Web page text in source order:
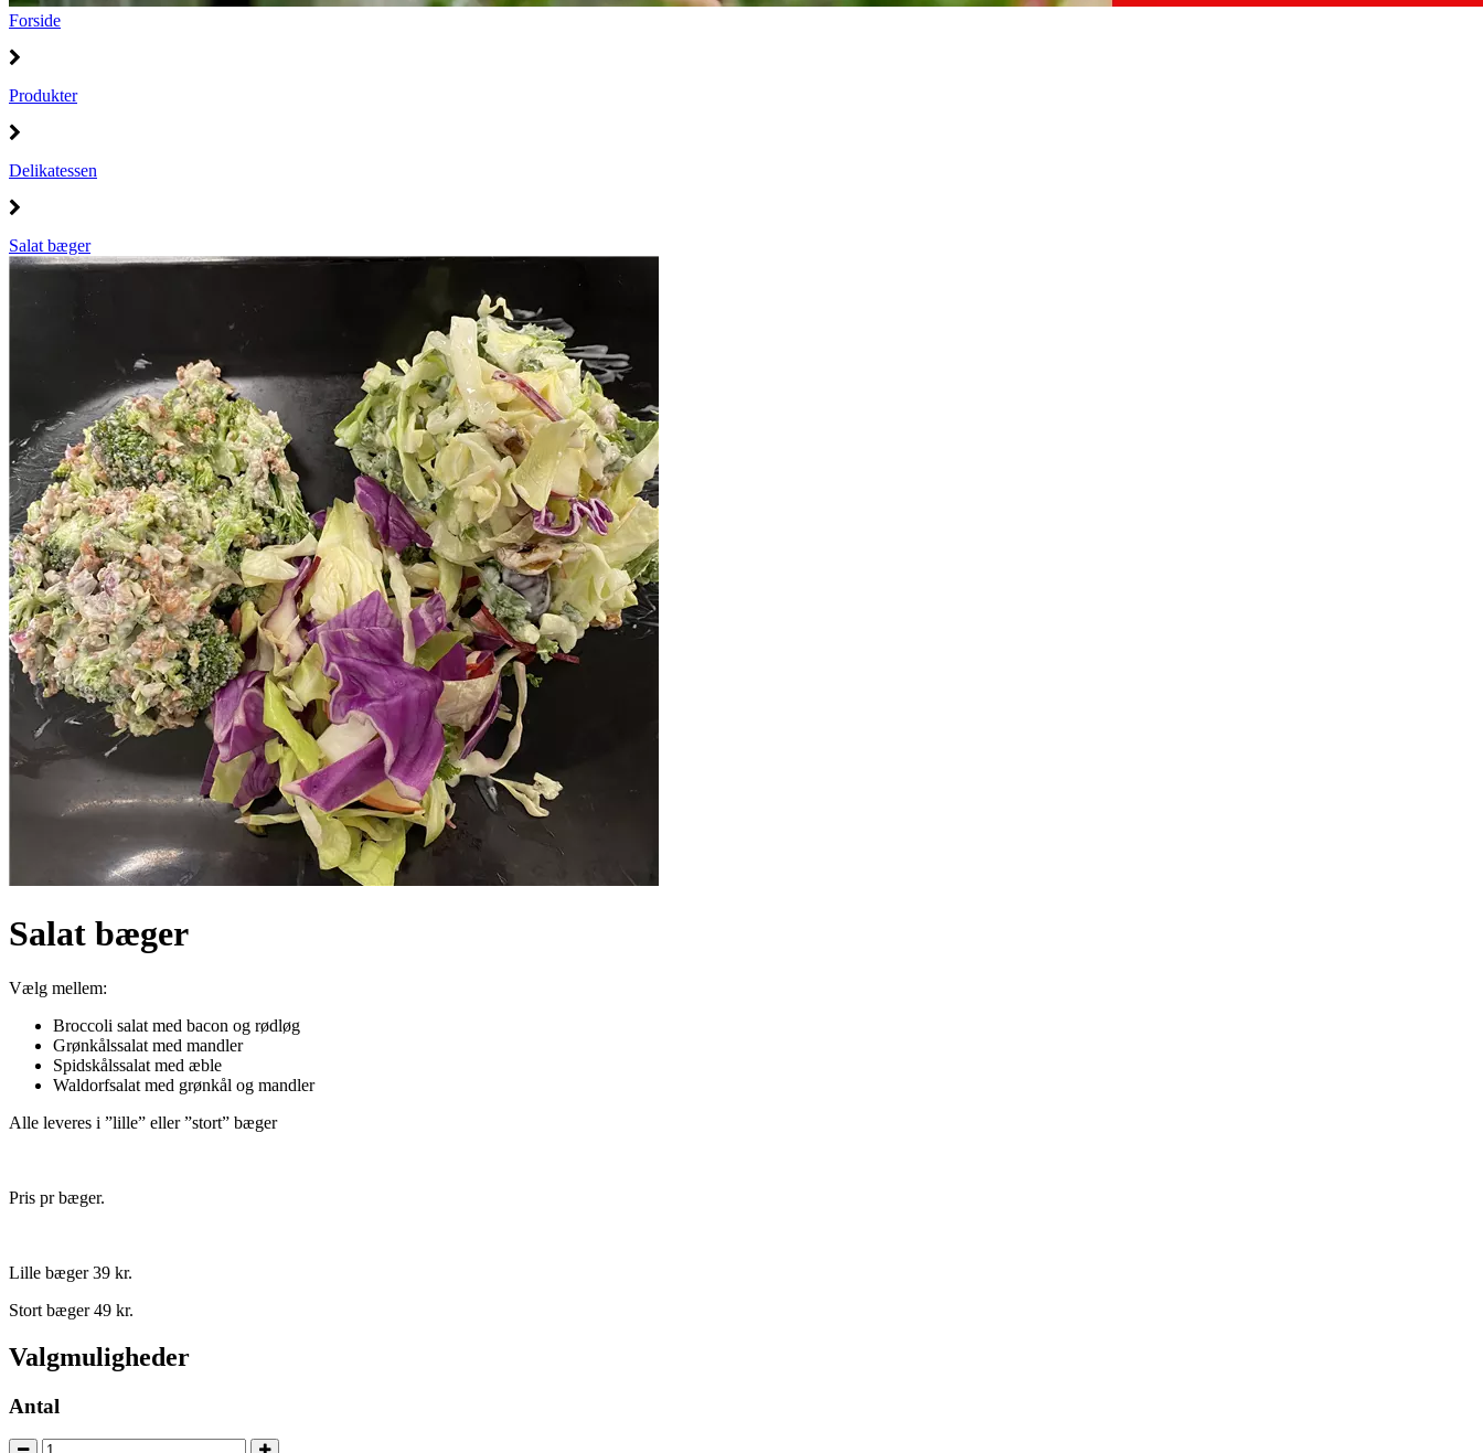
Forside
Produkter
Delikatessen
Salat bæger
Salat bæger
Vælg mellem:
Broccoli salat med bacon og rødløg
Grønkålssalat med mandler
Spidskålssalat med æble
Waldorfsalat med grønkål og mandler
Alle leveres i ”lille” eller ”stort” bæger
Pris pr bæger.
Lille bæger 39 kr.
Stort bæger 49 kr.
Valgmuligheder
Antal